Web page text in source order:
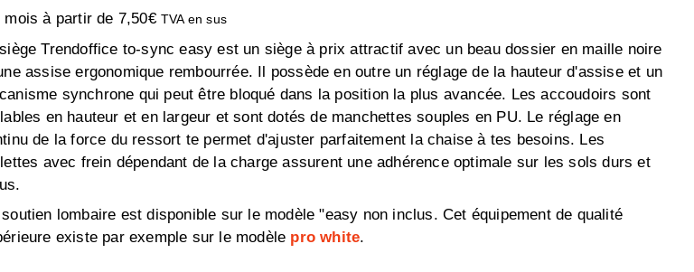
mois à partir de 7,50€ TVA en sus
Trendoffice to-sync easy est un siège à prix attractif avec un beau dossier en maille noire
assise ergonomique rembourrée. Il possède en outre un réglage de la hauteur d'assise et un
synchrone qui peut être bloqué dans la position la plus avancée. Les accoudoirs sont
en hauteur et en largeur et sont dotés de manchettes souples en PU. Le réglage en
de la force du ressort te permet d'ajuster parfaitement la chaise à tes besoins. Les
avec frein dépendant de la charge assurent une adhérence optimale sur les sols durs et
soutien lombaire est disponible sur le modèle "easy non inclus. Cet équipement de qualité
existe par exemple sur le modèle pro white.